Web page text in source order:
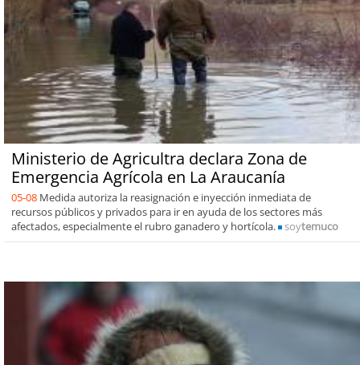
Ministerio de Agricultra declara Zona de
Emergencia Agrícola en La Araucanía
05-08 Medida autoriza la reasignación e inyección inmediata de
recursos públicos y privados para ir en ayuda de los sectores más
afectados, especialmente el rubro ganadero y hortícola.
soytemuco